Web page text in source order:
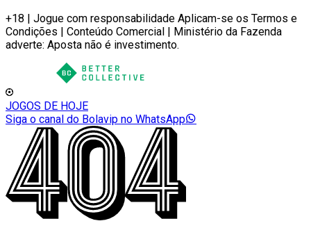
+18 | Jogue com responsabilidade Aplicam-se os Termos e
Condições | Conteúdo Comercial | Ministério da Fazenda
adverte: Aposta não é investimento.
JOGOS DE HOJE
Siga o canal do Bolavip no WhatsApp